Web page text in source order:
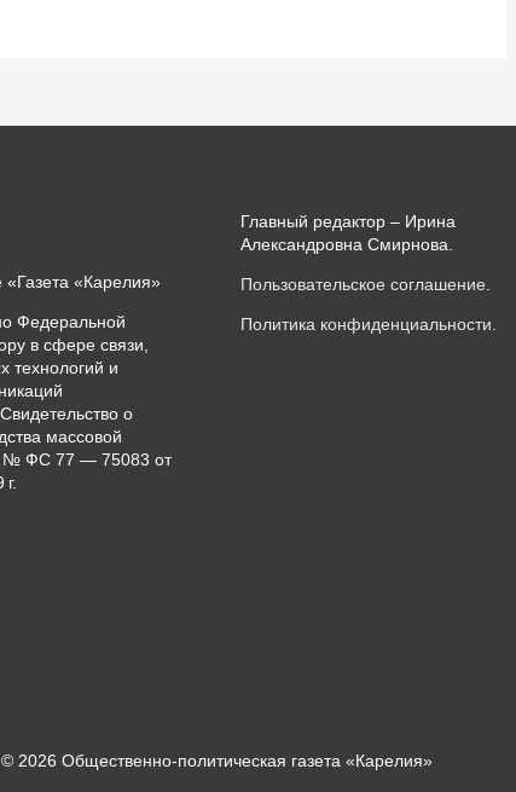
«Газета «Карелия»
Федеральной
в сфере связи,
технологий и
о
массовой
ФС 77 — 75083 от
Главный редактор – Ирина
Александровна Смирнова.
Пользовательское соглашение
Политика конфиденциальности
© 2026 Общественно-политическая газета «Карелия»